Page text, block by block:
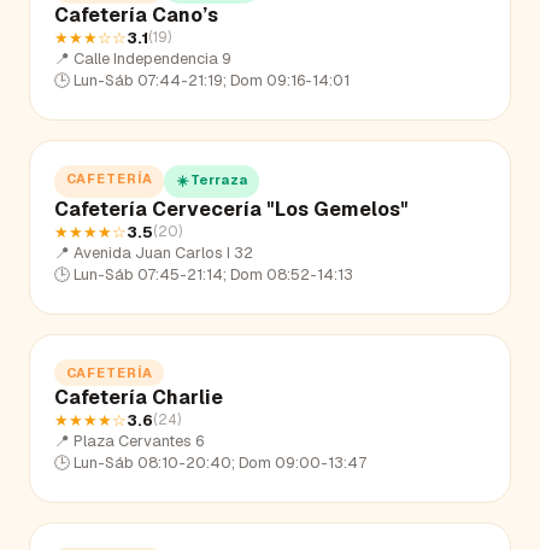
Cafetería Cano’s
★★★☆☆3.1(19)
📍 Calle Independencia 9
🕒 Lun-Sáb 07:44-21:19; Dom 09:16-14:01
CAFETERÍA ☀️ Terraza
Cafetería Cervecería "Los Gemelos"
★★★★☆3.5(20)
📍 Avenida Juan Carlos I 32
🕒 Lun-Sáb 07:45-21:14; Dom 08:52-14:13
CAFETERÍA
Cafetería Charlie
★★★★☆3.6(24)
📍 Plaza Cervantes 6
🕒 Lun-Sáb 08:10-20:40; Dom 09:00-13:47